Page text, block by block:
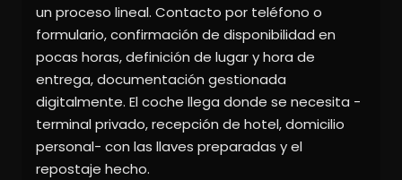
un proceso lineal. Contacto por teléfono o
formulario, confirmación de disponibilidad en
pocas horas, definición de lugar y hora de
entrega, documentación gestionada
digitalmente. El coche llega donde se necesita -
terminal privado, recepción de hotel, domicilio
personal- con las llaves preparadas y el
repostaje hecho.